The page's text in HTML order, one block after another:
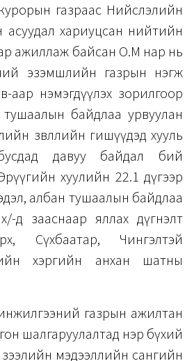
газраас Нийслэлийн
асуудал хариуцсан нийтийн
ажиллаж байсан О.М нар нь
эзэмшлийн газрын нэгж
аар нэмэгдүүлэх зорилгоор
байдлаа урвуулан
зөвлөлийн гишүүдэд хууль
бусдад давуу байдал бий
хуулийн 22.1 дүгээр
албан тушаалын байдлаа
д зааснаар яллах дүгнэлт
Сүхбаатар, Чингэлтэй
хэргийн анхан шатны
газрын ажилтан
шалгаруулалтад нэр бүхий
мэдээллийн сангийн